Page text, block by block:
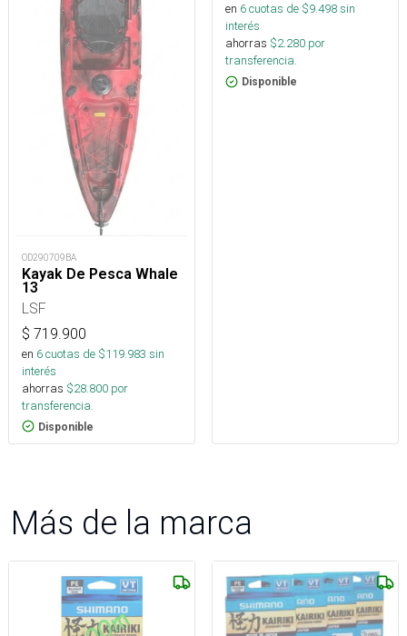
OD290709BA
Kayak De Pesca Whale
13
LSF
$ 719.900
en 6cuotas de $119.983 sin
interés
ahorras $28.800 por
transferencia.
Disponible
en 6cuotas de $9.498sin
interés
ahorras $2.280 por
transferencia.
Disponible
Más de la marca